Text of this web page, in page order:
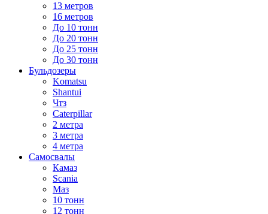
13 метров
16 метров
До 10 тонн
До 20 тонн
До 25 тонн
До 30 тонн
Бульдозеры
Komatsu
Shantui
Чтз
Caterpillar
2 метра
3 метра
4 метра
Самосвалы
Камаз
Scania
Маз
10 тонн
12 тонн